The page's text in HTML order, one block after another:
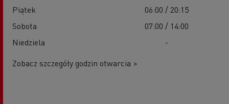
Piątek
06:00 / 20:15
Sobota
07:00 / 14:00
Niedziela
-
Zobacz szczegóły godzin otwarcia >